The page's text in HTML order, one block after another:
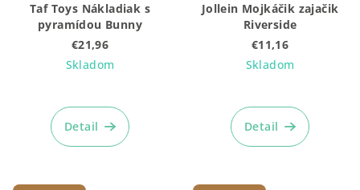
Taf Toys Nákladiak s
pyramídou Bunny
€21,96
Skladom
Detail
Jollein Mojkáčik zajačik
Riverside
€11,16
Skladom
Detail